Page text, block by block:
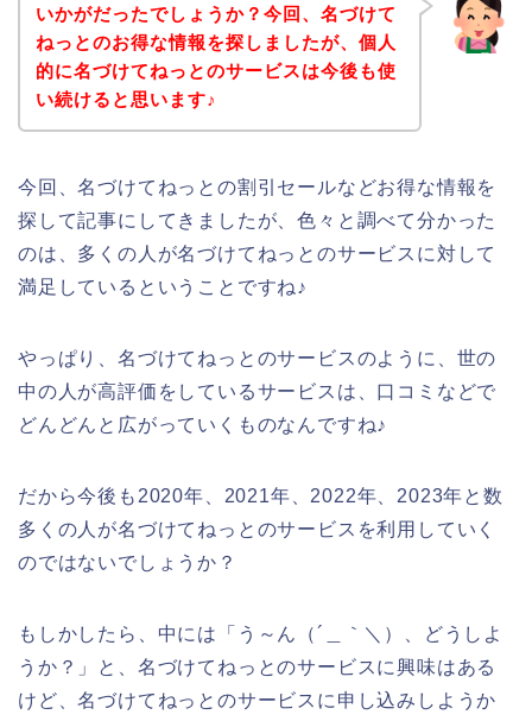
いかがだったでしょうか？今回、名づけて
ねっとのお得な情報を探しましたが、個人
的に名づけてねっとのサービスは今後も使
い続けると思います♪
今回、名づけてねっとの割引セールなどお得な情報を
探して記事にしてきましたが、色々と調べて分かった
のは、多くの人が名づけてねっとのサービスに対して
満足しているということですね♪
やっぱり、名づけてねっとのサービスのように、世の
中の人が高評価をしているサービスは、口コミなどで
どんどんと広がっていくものなんですね♪
だから今後も2020年、2021年、2022年、2023年と数
多くの人が名づけてねっとのサービスを利用していく
のではないでしょうか？
もしかしたら、中には「う～ん（´＿｀＼）、どうしよ
うか？」と、名づけてねっとのサービスに興味はある
けど、名づけてねっとのサービスに申し込みしようか